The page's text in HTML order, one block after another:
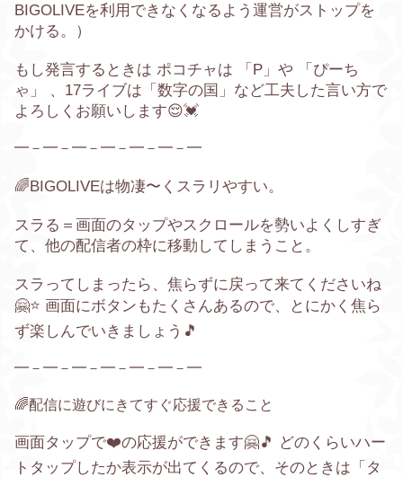
BIGOLIVEを利用できなくなるよう運営がストップを
かける。）
もし発言するときは ポコチャは 「P」 や 「ぴーち
ゃ」
、17ライブは「数字の国」など工夫した言い方で
よろしくお願いします😌💓
━－━－━－━－━－━－━
🌈BIGOLIVEは物凄〜くスラリやすい。
スラる＝画面のタップやスクロールを勢いよくしすぎ
て、他の配信者の枠に移動してしまうこと。
スラってしまったら、焦らずに戻って来てくださいね
🤗⭐️ 画面にボタンもたくさんあるので、とにかく焦ら
ず楽しんでいきましょう🎵
━－━－━－━－━－━－━
🌈配信に遊びにきてすぐ応援できること
画面タップで❤️の応援ができます🤗🎵 どのくらいハー
トタップしたか表示が出てくるので、そのときは「タ